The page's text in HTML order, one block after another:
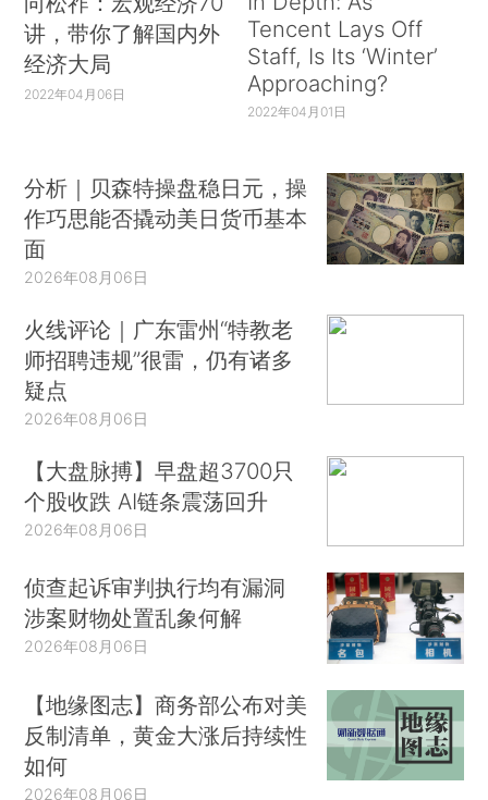
讲，带你了解国内外
经济大局
2022年04月06日
Tencent Lays Off
Staff, Is Its ‘Winter’
Approaching?
2022年04月01日
分析｜贝森特操盘稳日元，操
作巧思能否撬动美日货币基本
面
2026年08月06日
火线评论｜广东雷州“特教老
师招聘违规”很雷，仍有诸多
疑点
2026年08月06日
【大盘脉搏】早盘超3700只
个股收跌 AI链条震荡回升
2026年08月06日
侦查起诉审判执行均有漏洞
涉案财物处置乱象何解
2026年08月06日
【地缘图志】商务部公布对美
反制清单，黄金大涨后持续性
如何
2026年08月06日